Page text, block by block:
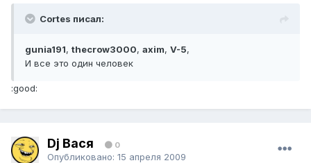
Cortes писал:
gunia191, thecrow3000, axim, V-5,
И все это один человек
:good:
Dj Вася 0
Опубликовано: 15 апреля 2009